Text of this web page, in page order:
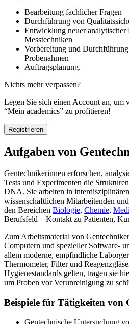
Bearbeitung fachlicher Fragen
Durchführung von
Entwicklung neuer analytischer
Messtechniken
Vorbereitung und
Probenahmen
Auftragsplanung.
Nichts mehr verpassen?
Legen Sie sich einen Account an, um
“Mein academics” zu profitieren!
Registrieren
Aufgaben von
Gentechnikerinnen erforschen,
Tests und Experimenten die
DNA. Sie arbeiten in
wissenschaftlichen Mitarbeitenden
den Bereichen Biologie, Chemie,
Berufsfeld – Kontakt zu Patienten,
Zum Arbeitsmaterial von
Computern und spezieller Software-
allem moderne, empfindliche
Thermometer, Filter und
Hygienestandards gelten, tragen sie
um Proben vor Verunreinigung zu
Beispiele für Tätigkeiten von
Gentechnische Untersuchung